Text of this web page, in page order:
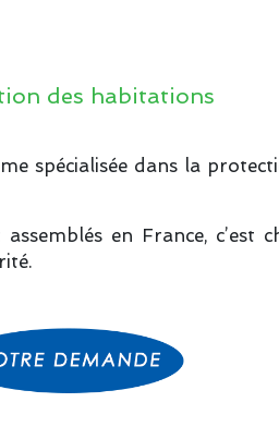
des habitations
spécialisée dans la
en France,